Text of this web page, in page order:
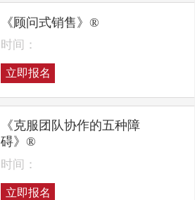
《顾问式销售》®
时间：
立即报名
《克服团队协作的五种障
碍》®
时间：
立即报名